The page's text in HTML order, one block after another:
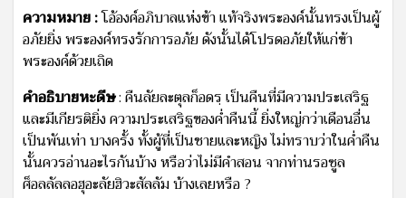
ความหมาย :โอ้องค์อภิบาลแห่งข้า แท้จริงพระองค์นั้นทรงเป็นผู้
อภัยยิ่ง พระองค์ทรงรักการอภัย ดังนั้นได้โปรดอภัยให้แก่ข้า
พระองค์ด้วยเถิด
คำอธิบายหะดีษ: คืนลัยละตุลก็อดรฺ เป็นคืนที่มีความประเสริฐ
และมีเกียรติยิ่ง ความประเสริฐของค่ำคืนนี้ ยิ่งใหญ่กว่าเดือนอื่น
เป็นพันเท่า บางครั้ง ทั้งผู้ที่เป็นชายและหญิง ไม่ทราบว่าในค่ำคืน
นั้นควรอ่านอะไรกันบ้าง หรือว่าไม่มีคำสอน จากท่านรอซูล
ศ็อลลัลลอฮุอะลัยฮิวะสัลลัม บ้างเลยหรือ ?